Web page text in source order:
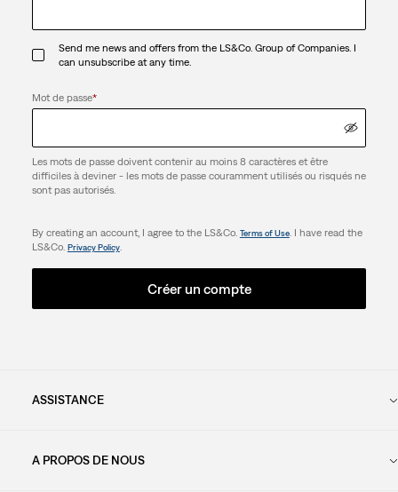
Send me news and offers from the LS&Co. Group of Companies. I
can unsubscribe at any time.
Mot de passe*
Les mots de passe doivent contenir au moins 8 caractères et être
difficiles à deviner - les mots de passe couramment utilisés ou risqués ne
sont pas autorisés.
By creating an account, I agree to the LS&Co. Terms of Use. I have read the
LS&Co. Privacy Policy.
Créer un compte
ASSISTANCE
A PROPOS DE NOUS